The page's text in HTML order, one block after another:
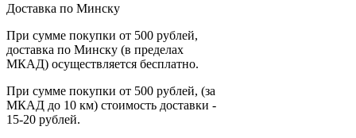
Доставка по Минску
При сумме покупки от 500 рублей,
доставка по Минску (в пределах
МКАД) осуществляется бесплатно.
При сумме покупки от 500 рублей, (за
МКАД до 10 км) стоимость доставки -
15-20 рублей.